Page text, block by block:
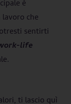
è
che
sentirti
life
ti lascio quì